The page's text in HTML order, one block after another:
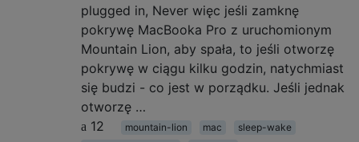
plugged in, Never więc jeśli zamknę
pokrywę MacBooka Pro z uruchomionym
Mountain Lion, aby spała, to jeśli otworzę
pokrywę w ciągu kilku godzin, natychmiast
się budzi - co jest w porządku. Jeśli jednak
otworzę …
12
mountain-lion mac
sleep-wake